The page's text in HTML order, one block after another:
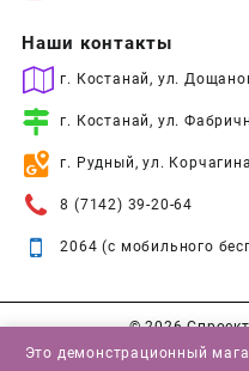
Наши контакты
г. Костанай, ул.
г. Костанай, ул.
г. Рудный, ул.
8 (7142) 39-20-64
2064 (с мобильного
© 2026
Это демонстрационный